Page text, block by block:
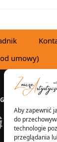
Aby zapewnić
do
technologie
przeglądania
umowy)